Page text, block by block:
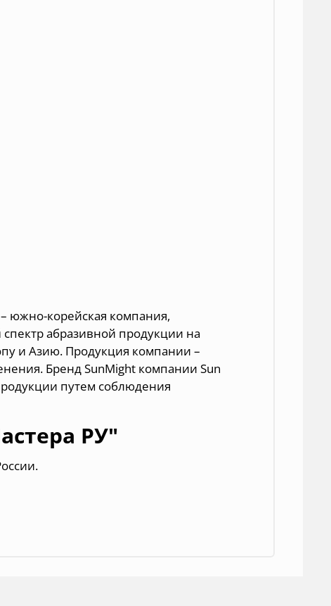
южно-корейская компания,
абразивной продукции на
и Азию. Продукция компании –
Бренд SunMight компании Sun
путем соблюдения
РУ"